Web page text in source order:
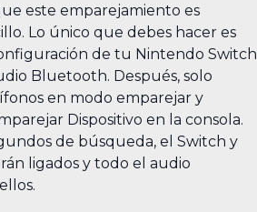
este emparejamiento es
Lo único que debes hacer es
de tu Nintendo Switch
Bluetooth. Después, solo
en modo emparejar y
Dispositivo en la consola.
de búsqueda, el Switch y
ligados y todo el audio